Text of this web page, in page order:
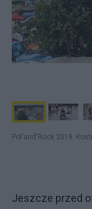
Pol'and'Rock 2019.
Jeszcze przed